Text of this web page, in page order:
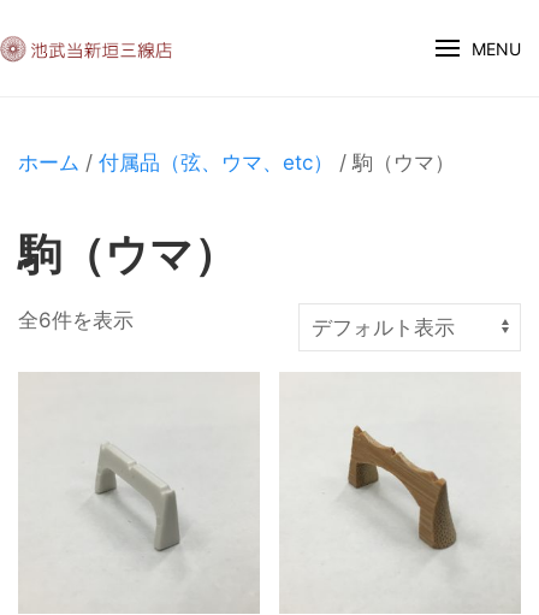
MENU
ホーム / 付属品（弦、ウマ、etc） / 駒（ウマ）
駒（ウマ）
全6件を表示